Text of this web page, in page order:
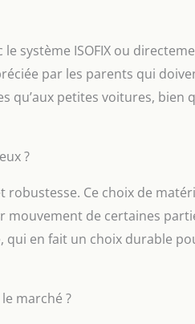
système ISOFIX ou
par les parents qui
qu’aux petites voitures,
?
robustesse. Ce choix de
de certaines
en fait un choix durable
marché ?